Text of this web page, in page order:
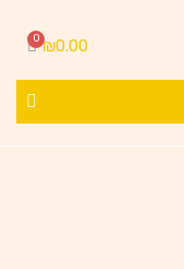
₪0.00